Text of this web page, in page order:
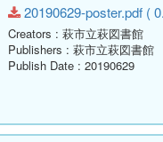
20190629-poster.pdf (
Creators : 萩市立萩図書館
Publishers : 萩市立萩図書館
Publish Date : 20190629